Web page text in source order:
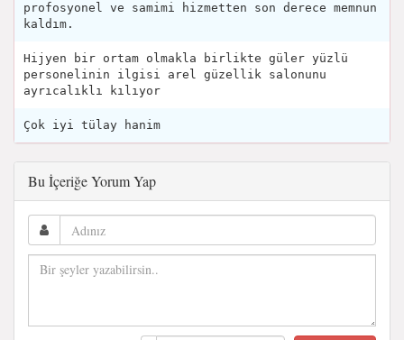
profosyonel ve samimi hizmetten son derece memnun
kaldım.
Hijyen bir ortam olmakla birlikte güler yüzlü
personelinin ilgisi arel güzellik salonunu
ayrıcalıklı kılıyor
Çok iyi tülay hanim
Bu İçeriğe Yorum Yap